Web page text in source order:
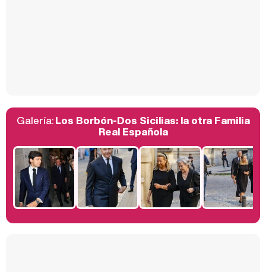
Belén Esteban: "Estoy emocionada, muy contenta y muy feliz por llegar a RTVE"
Manu Baqueiro: "Tuve como referente a Bruce Willis en 'Luz de Luna' para mi trabajo en la serie 'Perdiendo el juicio'"
Galería:Los Borbón-Dos Sicilias: la otra Familia
Real Española